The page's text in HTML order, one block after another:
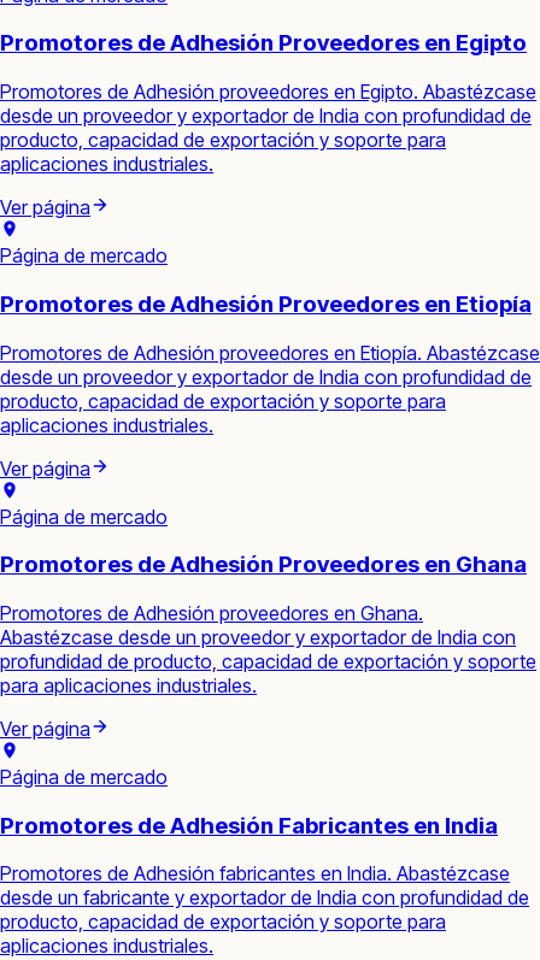
Promotores de Adhesión Proveedores en Egipto
Promotores de Adhesión proveedores en Egipto. Abastézcase
desde un proveedor y exportador de India con profundidad de
producto, capacidad de exportación y soporte para
aplicaciones industriales.
Ver página
Página de mercado
Promotores de Adhesión Proveedores en Etiopía
Promotores de Adhesión proveedores en Etiopía. Abastézcase
desde un proveedor y exportador de India con profundidad de
producto, capacidad de exportación y soporte para
aplicaciones industriales.
Ver página
Página de mercado
Promotores de Adhesión Proveedores en Ghana
Promotores de Adhesión proveedores en Ghana.
Abastézcase desde un proveedor y exportador de India con
profundidad de producto, capacidad de exportación y soporte
para aplicaciones industriales.
Ver página
Página de mercado
Promotores de Adhesión Fabricantes en India
Promotores de Adhesión fabricantes en India. Abastézcase
desde un fabricante y exportador de India con profundidad de
producto, capacidad de exportación y soporte para
aplicaciones industriales.